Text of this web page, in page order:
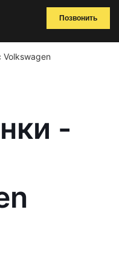
Позвонить
Volkswagen
-